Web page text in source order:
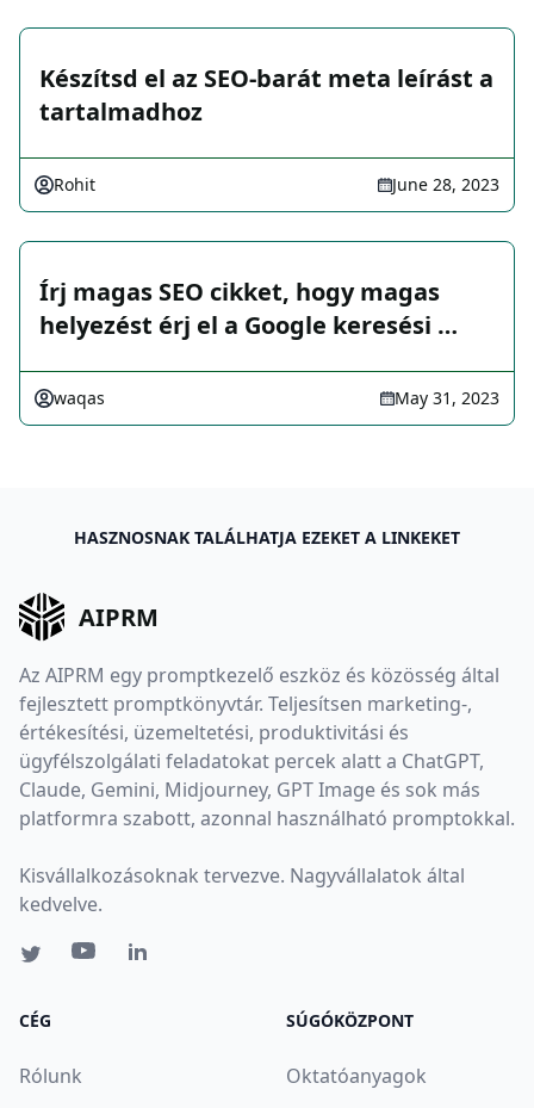
Készítsd el az SEO-barát meta leírást a
tartalmadhoz
Rohit June 28, 2023
Írj magas SEO cikket, hogy magas
helyezést érj el a Google keresési …
waqas May 31, 2023
HASZNOSNAK TALÁLHATJA EZEKET A LINKEKET
AIPRM
Az AIPRM egy promptkezelő eszköz és közösség által
fejlesztett promptkönyvtár. Teljesítsen marketing-,
értékesítési, üzemeltetési, produktivitási és
ügyfélszolgálati feladatokat percek alatt a ChatGPT,
Claude, Gemini, Midjourney, GPT Image és sok más
platformra szabott, azonnal használható promptokkal.
Kisvállalkozásoknak tervezve. Nagyvállalatok által
kedvelve.
CÉG
Rólunk
SÚGÓKÖZPONT
Oktatóanyagok